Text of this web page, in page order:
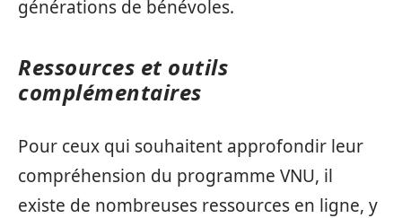
générations de bénévoles.
Ressources et outils
complémentaires
Pour ceux qui souhaitent approfondir leur
compréhension du programme VNU, il
existe de nombreuses ressources en ligne, y